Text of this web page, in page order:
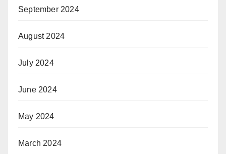
September 2024
August 2024
July 2024
June 2024
May 2024
March 2024